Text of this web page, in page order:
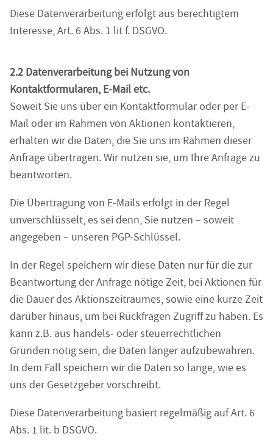
Diese Datenverarbeitung erfolgt aus berechtigtem
Interesse, Art. 6 Abs. 1 lit f. DSGVO.
2.2 Datenverarbeitung bei Nutzung von
Kontaktformularen, E-Mail etc.
Soweit Sie uns über ein Kontaktformular oder per E-
Mail oder im Rahmen von Aktionen kontaktieren,
erhalten wir die Daten, die Sie uns im Rahmen dieser
Anfrage übertragen. Wir nutzen sie, um Ihre Anfrage zu
beantworten.
Die Übertragung von E-Mails erfolgt in der Regel
unverschlüsselt, es sei denn, Sie nutzen – soweit
angegeben – unseren PGP-Schlüssel.
In der Regel speichern wir diese Daten nur für die zur
Beantwortung der Anfrage nötige Zeit, bei Aktionen für
die Dauer des Aktionszeitraumes, sowie eine kurze Zeit
darüber hinaus, um bei Rückfragen Zugriff zu haben. Es
kann z.B. aus handels- oder steuerrechtlichen
Gründen nötig sein, die Daten länger aufzubewahren.
In dem Fall speichern wir die Daten so lange, wie es
uns der Gesetzgeber vorschreibt.
Diese Datenverarbeitung basiert regelmäßig auf Art. 6
Abs. 1 lit. b DSGVO.